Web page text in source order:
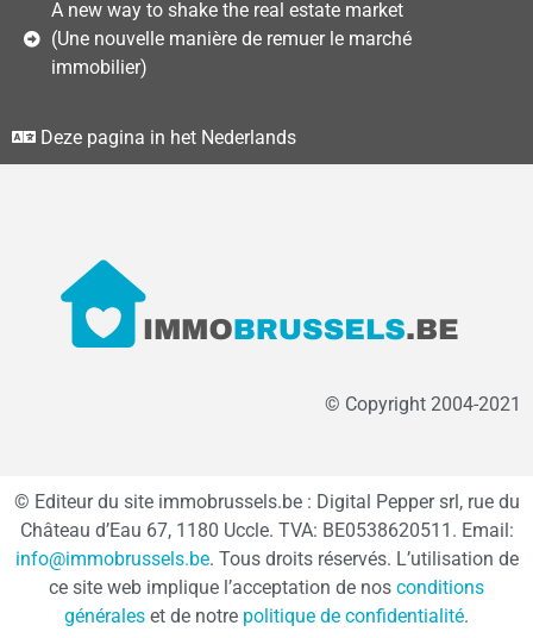
A new way to shake the real estate market
(Une nouvelle manière de remuer le marché
immobilier)
Deze pagina in het Nederlands
© Copyright 2004-2021
© Editeur du site immobrussels.be : Digital Pepper srl, rue du
Château d’Eau 67, 1180 Uccle. TVA: BE0538620511. Email:
info@immobrussels.be. Tous droits réservés. L’utilisation de
ce site web implique l’acceptation de nos conditions
générales et de notre politique de confidentialité.